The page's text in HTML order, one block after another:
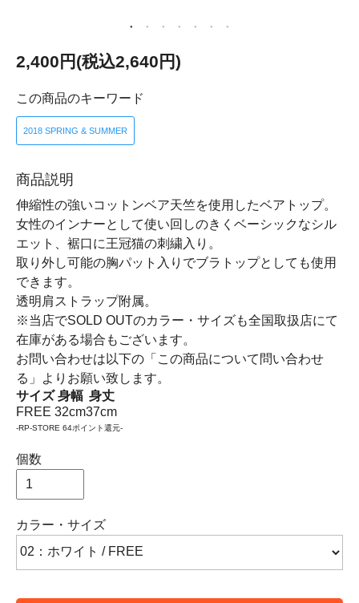
2,400円(税込2,640円)
この商品のキーワード
2018 SPRING & SUMMER
商品説明
伸縮性の強いコットンベア天竺を使用したベアトップ。
女性のインナーとして使い回しのきくベーシックなシル
エット、裾口に王冠猫の刺繍入り。
取り外し可能の胸パット入りでブラトップとしても使用
できます。
透明肩ストラップ附属。
※当店でSOLD OUTのカラー・サイズも全国取扱店にて
在庫がある場合もございます。
お問い合わせは以下の「この商品について問い合わせ
る」よりお願い致します。
サイズ 身幅 身丈
FREE 32cm37cm
-RP-STORE 64ポイント還元-
個数
カラー・サイズ